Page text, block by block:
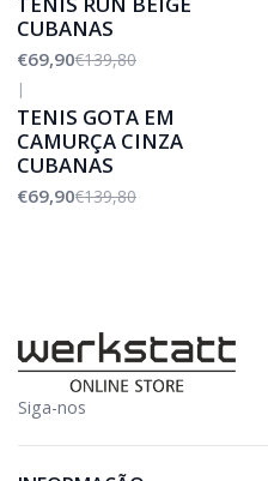
CUBANAS
€69,90€139,80
|
TENIS GOTA EM
CAMURÇA CINZA
CUBANAS
€69,90€139,80
Siga-nos